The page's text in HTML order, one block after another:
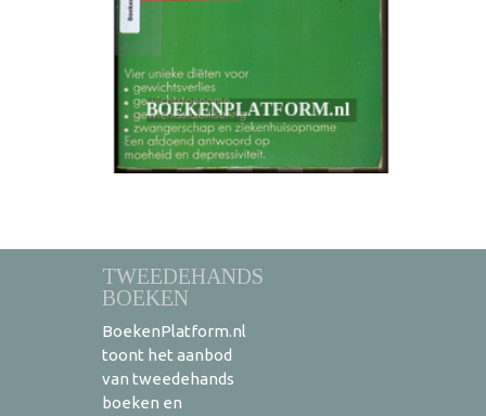
TWEEDEHANDS
BOEKEN
BoekenPlatform.nl
toont het aanbod
van tweedehands
boeken en